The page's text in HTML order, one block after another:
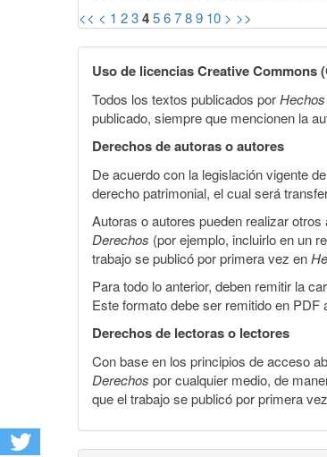
<< < 1 23456789 10 > >>
Uso de licencias Creative Commons
Todos los textos publicados por
publicado, siempre que mencionen la
Derechos de autoras o autores
De acuerdo con la legislación vigente
derecho patrimonial, el cual será
Autoras o autores pueden realizar
Derechos (por ejemplo, incluirlo en un
trabajo se publicó por primera vez en
Para todo lo anterior, deben remitir la
Este formato debe ser remitido en
Derechos de lectoras o lectores
Con base en los principios de acceso
Derechos por cualquier medio, de
que el trabajo se publicó por primera